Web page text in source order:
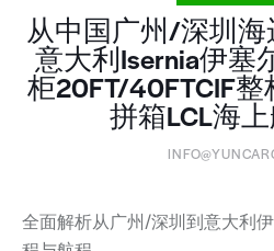
从中国广州/深圳
意大利Isernia伊塞
柜20FT/40FTCIF整
拼箱LCL海
全面解析从广州/深圳到意大利